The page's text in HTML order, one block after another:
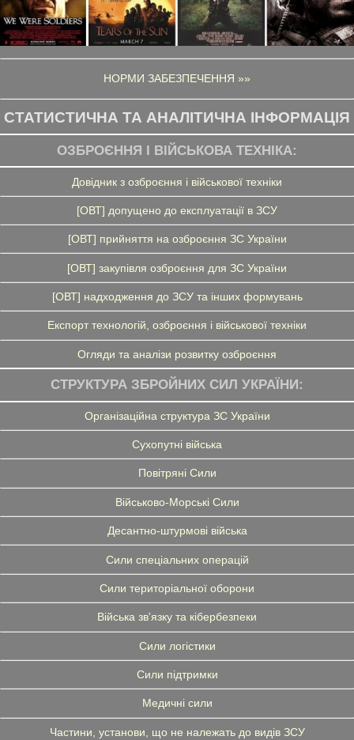
НОРМИ ЗАБЕЗПЕЧЕННЯ »»
СТАТИСТИЧНА ТА АНАЛІТИЧНА ІНФОРМАЦІЯ
ОЗБРОЄННЯ І ВІЙСЬКОВА ТЕХНІКА:
Довідник з озброєння і військової техніки
[ОВТ] допущено до експлуатації в ЗСУ
[ОВТ] прийняття на озброєння ЗС України
[ОВТ] закупівля озброєння для ЗС України
[ОВТ] надходження до ЗСУ та інших формувань
Експорт технологій, озброєння і військової техніки
Огляди та аналізи розвитку озброєння
СТРУКТУРА ЗБРОЙНИХ СИЛ УКРАЇНИ:
Організаційна структура ЗС України
Сухопутні війська
Повітряні Сили
Військово-Морські Сили
Десантно-штурмові війська
Сили спеціальних операцій
Сили територіальної оборони
Війська зв'язку та кібербезпеки
Сили логістики
Сили підтримки
Медичні сили
Частини, установи, що не належать до видів ЗСУ